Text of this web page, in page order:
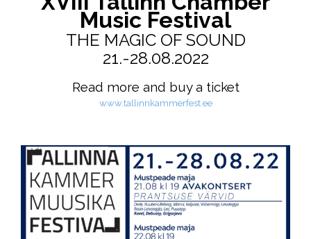
Music Festival
THE MAGIC OF SOUND
21.-28.08.2022
Read more and buy a ticket
www.tallinnkammerfest.ee